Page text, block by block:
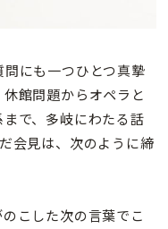
にも一つひとつ真摯
館問題からオペラと
で、多岐にわたる話
会見は、次のように締
こした次の言葉でこ